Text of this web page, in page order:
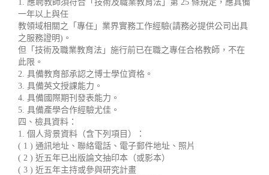
1. 應聘教師須符合「技術及職業教育法」第 25 條規定，應具備
一年以上與任
教領域相關之「專任」業界實務工作經驗(請務必提供公司出具
之服務證明)。
但「技術及職業教育法」施行前已在職之專任合格教師，不在
此限。
2. 具備教育部承認之博士學位資格。
3. 具備英文授課能力。
4. 具備國際期刊發表能力。
5. 具備產學合作經驗尤佳。
四、檢具資料：
1. 個人背景資料（含下列項目）：
( 1 ) 通訊地址、聯絡電話、電子郵件地址、照片
( 2 ) 近五年已出版論文抽印本（或影本）
( 3 ) 近五年主持或參與研究計畫